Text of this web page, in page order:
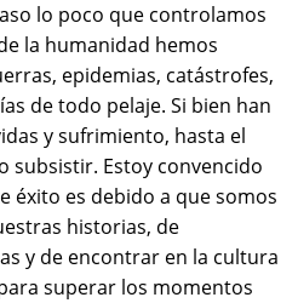
lo poco que controlamos
la humanidad hemos
epidemias, catástrofes,
de todo pelaje. Si bien han
y sufrimiento, hasta el
subsistir. Estoy convencido
éxito es debido a que somos
historias, de
y de encontrar en la cultura
superar los momentos